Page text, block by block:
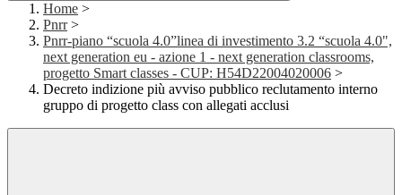
Home >
Pnrr >
Pnrr-piano “scuola 4.0”linea di investimento 3.2 “scuola 4.0",
next generation eu - azione 1 - next generation classrooms,
progetto Smart classes - CUP: H54D22004020006 >
Decreto indizione più avviso pubblico reclutamento interno
gruppo di progetto class con allegati acclusi